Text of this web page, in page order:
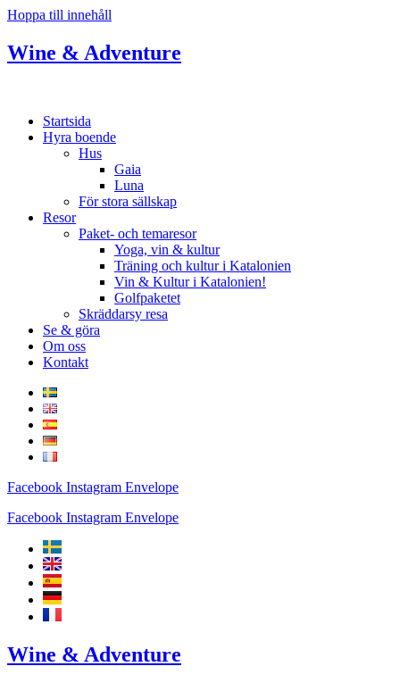
Hoppa till innehåll
Wine & Adventure
Startsida
Hyra boende
Hus
Gaia
Luna
För stora sällskap
Resor
Paket- och temaresor
Yoga, vin & kultur
Träning och kultur i Katalonien
Vin & Kultur i Katalonien!
Golfpaketet
Skräddarsy resa
Se & göra
Om oss
Kontakt
Facebook Instagram Envelope
Facebook Instagram Envelope
Wine & Adventure